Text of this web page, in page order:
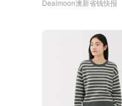
Dealmoon澳新省钱快报